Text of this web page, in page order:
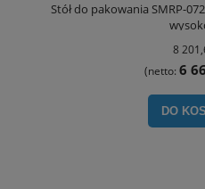
Stół do pakowania SMRP-
8
(netto: 6
DO